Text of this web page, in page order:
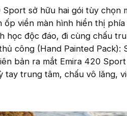
Sport sở hữu hai gói tùy chọn
ốp viền màn hình hiển thị
học độc đáo, đi cùng chấu
công (Hand Painted Pack):
bản ra mắt Emira 420
tay trung tâm, chấu vô lăng,